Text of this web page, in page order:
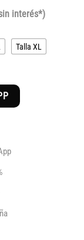
interés*)
Talla XL